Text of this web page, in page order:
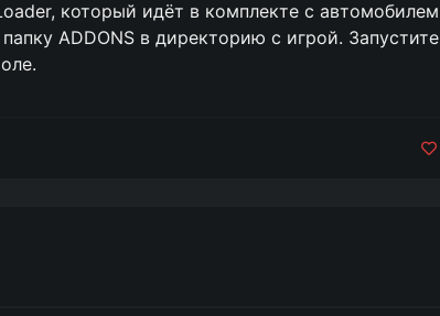
который идёт в комплекте с автомобилем
ADDONS в директорию с игрой. Запустите